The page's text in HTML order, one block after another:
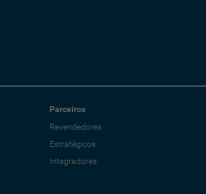
Parceiros
Revendedores
Estratégicos
Integradores